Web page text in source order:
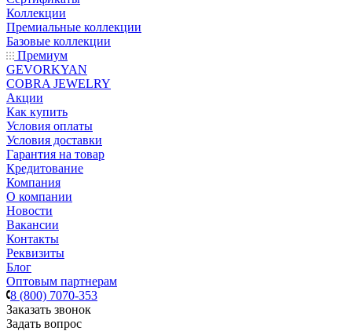
Коллекции
Премиальные коллекции
Базовые коллекции
Премиум
GEVORKYAN
COBRA JEWELRY
Акции
Как купить
Условия оплаты
Условия доставки
Гарантия на товар
Кредитование
Компания
О компании
Новости
Вакансии
Контакты
Реквизиты
Блог
Оптовым партнерам
8 (800) 7070-353
Заказать звонок
Задать вопрос